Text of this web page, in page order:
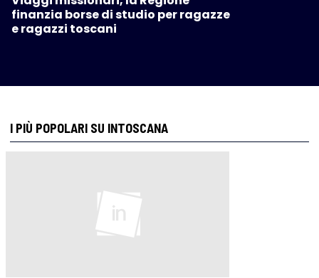
finanzia borse di studio per ragazze
e ragazzi toscani
I PIÙ POPOLARI SU INTOSCANA